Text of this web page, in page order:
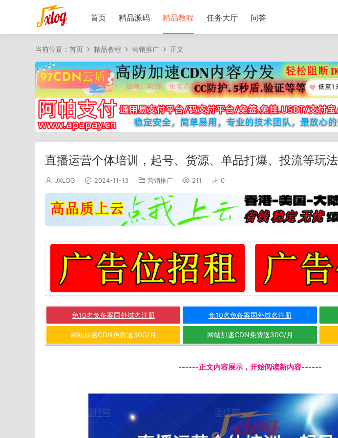
首页 精品源码 精品教程 任务大厅 问答
当前位置： 首页 精品教程 营销推广 正文
直播运营个体培训，起号、货源、单品打爆、投流等玩法
JXLOG 2024-11-13 营销推广 211 0
免10名免备案国外域名注册 免10名免备案国外域名注册
网站加速CDN免费送30G/月 网站加速CDN免费送30G/月
------正文内容展示，开始阅读新内容------